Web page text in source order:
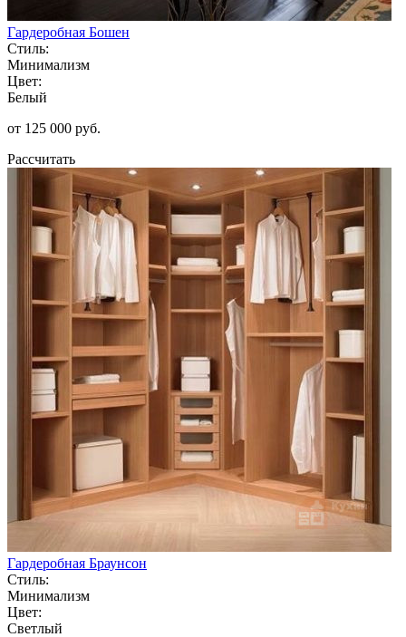
Гардеробная Бошен
Стиль:
Минимализм
Цвет:
Белый
от 125 000 руб.
Рассчитать
Гардеробная Браунсон
Стиль:
Минимализм
Цвет:
Светлый